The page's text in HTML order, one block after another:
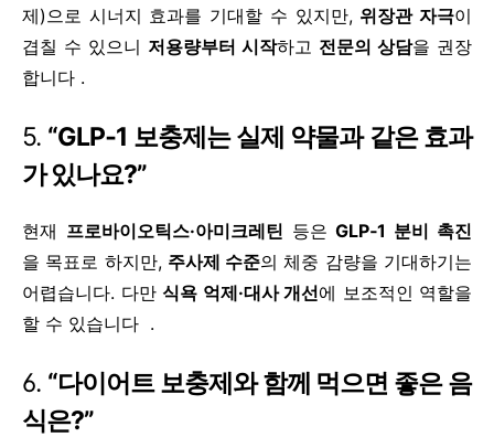
제)으로 시너지 효과를 기대할 수 있지만, 위장관 자극이
겹칠 수 있으니 저용량부터 시작하고 전문의 상담을 권장
합니다 .
5. “GLP‑1 보충제는 실제 약물과 같은 효과
가 있나요?”
현재 프로바이오틱스·아미크레틴 등은GLP‑1 분비 촉진
을 목표로 하지만, 주사제 수준의 체중 감량을 기대하기는
어렵습니다. 다만 식욕 억제·대사 개선에 보조적인 역할을
할 수 있습니다 .
6. “다이어트 보충제와 함께 먹으면 좋은 음
식은?”